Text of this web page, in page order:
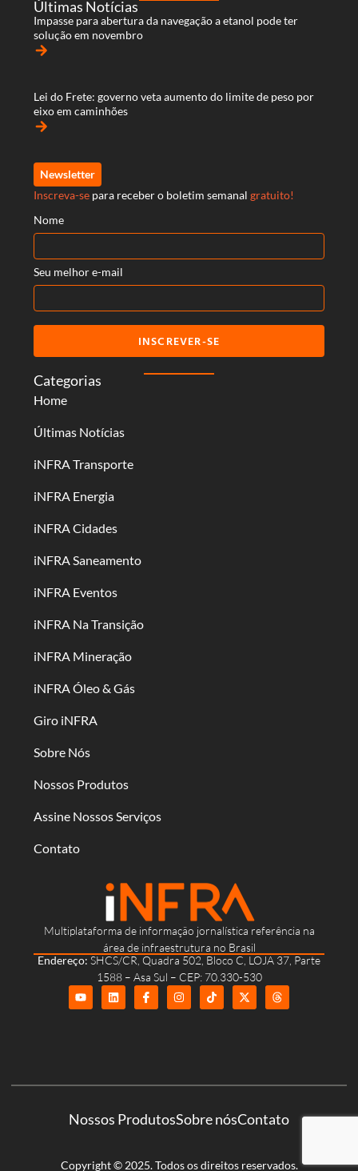
Multiplataforma de informação jornalística referência na
área de infraestrutura no Brasil
Endereço: SHCS/CR, Quadra 502, Bloco C, LOJA 37, Parte
1588 – Asa Sul – CEP: 70.330-530
Categorias
Home
Últimas Notícias
iNFRA Transporte
iNFRA Energia
iNFRA Cidades
iNFRA Saneamento
iNFRA Eventos
iNFRA Na Transição
iNFRA Mineração
iNFRA Óleo & Gás
Giro iNFRA
Sobre Nós
Nossos Produtos
Assine Nossos Serviços
Contato
Últimas Notícias
Impasse para abertura da navegação a etanol pode ter
solução em novembro
arrow_forward
Lei do Frete: governo veta aumento do limite de peso por
eixo em caminhões
arrow_forward
Newsletter
Inscreva-se para receber o boletim semanal gratuito!
Nome
Seu melhor e-mail
INSCREVER-SE
Nossos ProdutosSobre nósContato
Copyright © 2025. Todos os direitos reservados.